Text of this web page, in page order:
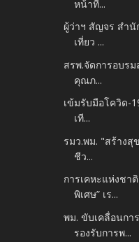
หน้าที...
ผู้ว่าฯ สัญจร สำ
เที่ยว ...
สรพ.จัดการอบร
คุณภ...
เข้มรับมือโควิด-
เที...
รมว.พม. "สร้าง
ชีว...
การเคหะแห่งชา
พิเศษ” เร...
พม. ขับเคลื่อนกา
รองรับการพ...